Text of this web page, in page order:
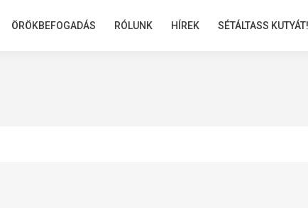
ÖRÖKBEFOGADÁS RÓLUNK HÍREK SÉTÁLTASS KUTYÁT!
ÖRÖKBEFOGADÁS RÓLUNK HÍREK SÉTÁLTASS KUTYÁT!